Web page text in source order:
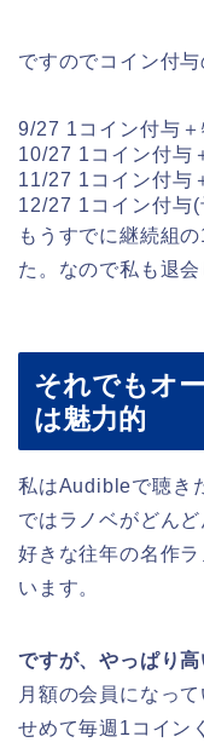
ですのでコイン付与
9/27 1コイン付与
10/27 1コイン付与
11/27 1コイン付与
12/27 1コイン付与(
もうすでに継続組
た。なので私も退会
それでもオ
は魅力的
私はAudibleで聴き
ではラノベがどん
好きな往年の名作
います。
ですが、やっぱり高
月額の会員になっ
せめて毎週1コイン